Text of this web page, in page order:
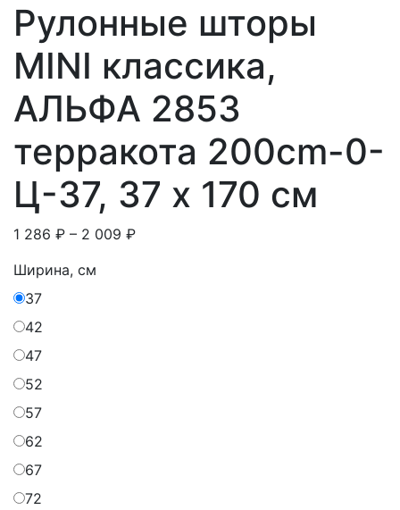
Рулонные шторы
MINI классика,
АЛЬФА 2853
терракота 200cm-0-
Ц-37, 37 x 170 см
1 286 ₽ – 2 009 ₽
Ширина, см
37
42
47
52
57
62
67
72